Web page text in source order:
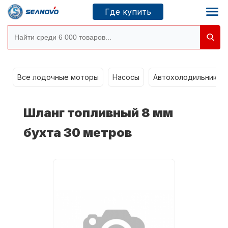
Где купить
Новосибирск
Моторы SEANOVO
Все лодочные моторы Насосы Автохолодильники
Шланг топливный 8 мм
бухта 30 метров